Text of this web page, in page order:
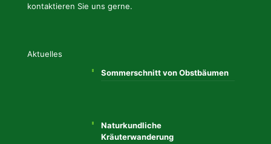
kontaktieren Sie uns gerne.
Aktuelles
Sommerschnitt von Obstbäumen
Naturkundliche
Kräuterwanderung